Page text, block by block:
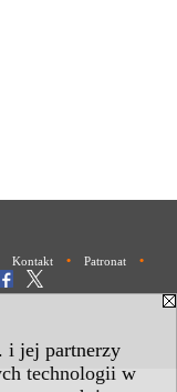
i jej partnerzy
technologii w
Kontakt • Patronat •